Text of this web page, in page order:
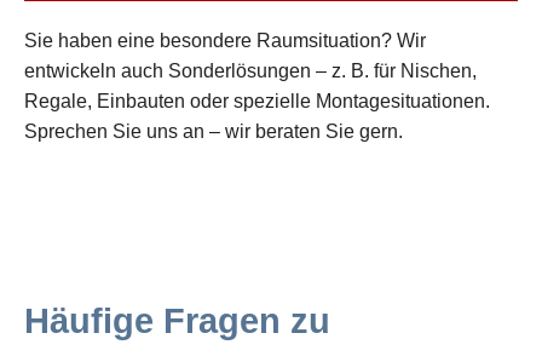
Sie haben eine besondere Raumsituation? Wir
entwickeln auch Sonderlösungen – z. B. für Nischen,
Regale, Einbauten oder spezielle Montagesituationen.
Sprechen Sie uns an – wir beraten Sie gern.
Häufige Fragen zu